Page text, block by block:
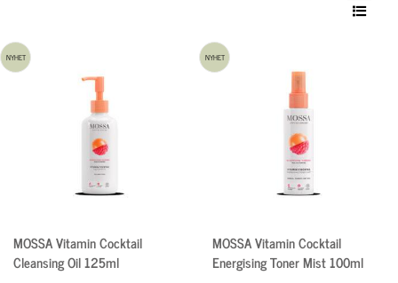
NYHET
MOSSA Vitamin Cocktail
Cleansing Oil 125ml
NYHET
MOSSA Vitamin Cocktail
Energising Toner Mist 100ml